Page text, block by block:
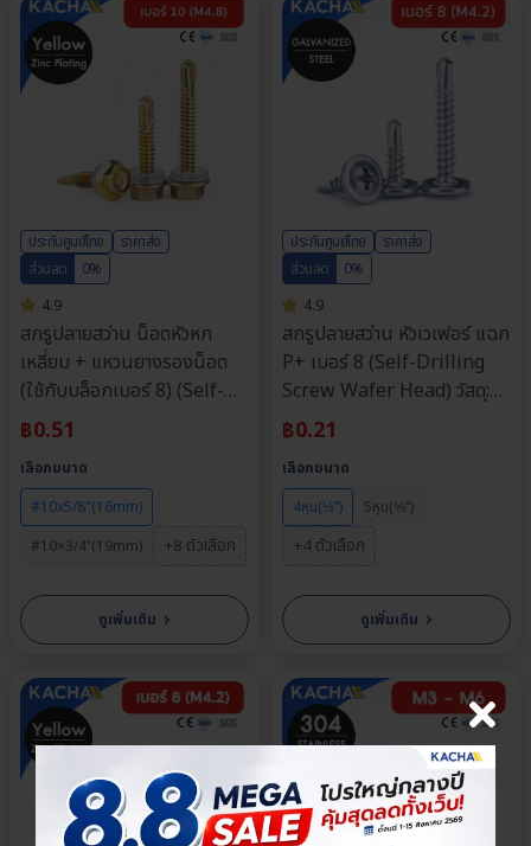
ประกันศูนย์ไทย
ราคาส่ง
ส่วนลด
0%
4.9
สกรูปลายสว่าน น็อตหัวหก
เหลี่ยม + แหวนยางรองน็อต
(ใช้กับบล็อกเบอร์ 8) (Self-
drilling Screw Hex Head)
วัสดุ: เหล็กชุบซิงค์รุ้ง | ขนาด
#10 | ความยาว: 16-100 มม.
| จำหน่ายราคาต่อตัว
฿0.51
เลือกขนาด
#10x5/8"(16mm)
#10×3/4″(19mm)
+8 ตัวเลือก
ดูเพิ่มเติม ›
ประกันศูนย์ไทย
ราคาส่ง
ส่วนลด
0%
4.9
สกรูปลายสว่าน หัวเวเฟอร์ แฉก
P+ เบอร์ 8 (Self-Drilling
Screw Wafer Head) วัสดุ:
เหล็กกัลวาไนซ์ | ขนาด 4หุน,
5หุน, 6หุน, 8หุน, 10หุน,
12หุน | ความยาว: 4-38 มม. |
จำหน่ายราคาต่อตัว
฿0.21
เลือกขนาด
4หุน(½”)
5หุน(⅝”)
+4 ตัวเลือก
ดูเพิ่มเติม ›